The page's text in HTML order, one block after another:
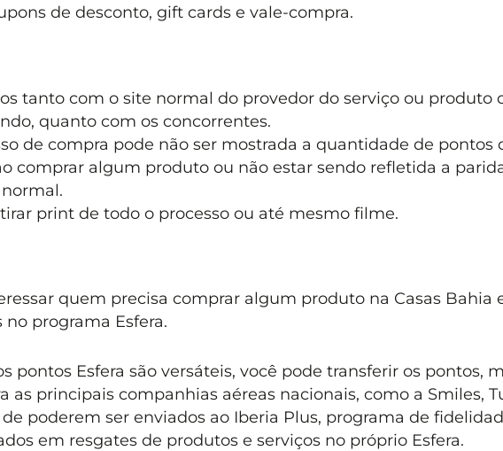
de desconto, gift cards e vale-compra.
tanto com o site normal do provedor do serviço ou produto
quanto com os concorrentes.
de compra pode não ser mostrada a quantidade de pontos
comprar algum produto ou não estar sendo refletida a
print de todo o processo ou até mesmo filme.
quem precisa comprar algum produto na Casas Bahia
programa Esfera.
pontos Esfera são versáteis, você pode transferir os pontos,
as principais companhias aéreas nacionais, como a Smiles,
de poderem ser enviados ao Iberia Plus, programa de
em resgates de produtos e serviços no próprio Esfera.